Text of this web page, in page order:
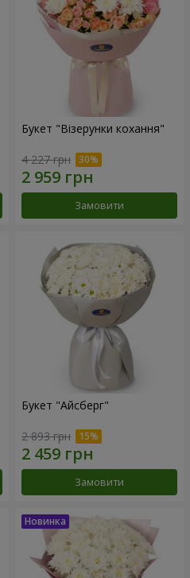
Букет "Візерунки кохання"
4 227 грн
Замовити
Букет "Айсберг"
2 893 грн
Замовити